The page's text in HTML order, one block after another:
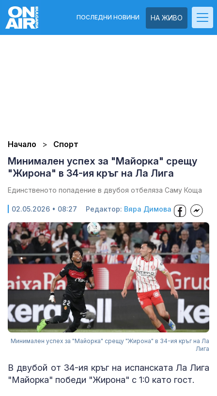
НА ЖИВО
ПОСЛЕДНИ НОВИНИ
Начало Спорт
Минимален успех за "Майорка" срещу
"Жирона" в 34-ия кръг на Ла Лига
Единственото попадение в двубоя отбеляза Саму Коща
02.05.2026 • 08:27 Редактор: Вяра Димова
Минимален успех за "Майорка" срещу "Жирона" в 34-ия кръг на Ла
Лига
В двубой от 34-ия кръг на испанската Ла Лига
"Майорка" победи "Жирона" с 1:0 като гост.